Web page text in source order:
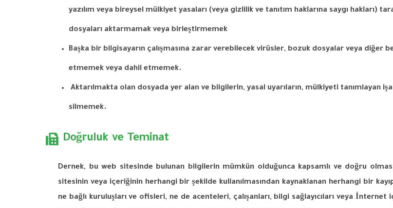
yazılım veya bireysel mülkiyet yasaları (veya gizlilik ve tanıtım haklarına saygı hakları)
dosyaları aktarmamak veya birleştirmemek
Başka bir bilgisayarın çalışmasına zarar verebilecek virüsler, bozuk dosyalar veya diğer
etmemek veya dahil etmemek.
Aktarılmakta olan dosyada yer alan ve bilgilerin,yasal uyarıların, mülkiyeti tanımlayan
silmemek.
Doğruluk ve Teminat
Dernek, bu web sitesinde bulunan bilgilerin mümkün olduğunca kapsamlı ve doğru
sitesinin veya içeriğinin herhangi bir şekilde kullanılmasından kaynaklanan herhangi bir
ne bağlı kuruluşları ve ofisleri, ne de acenteleri, çalışanları, bilgi sağlayıcıları veya İnternet